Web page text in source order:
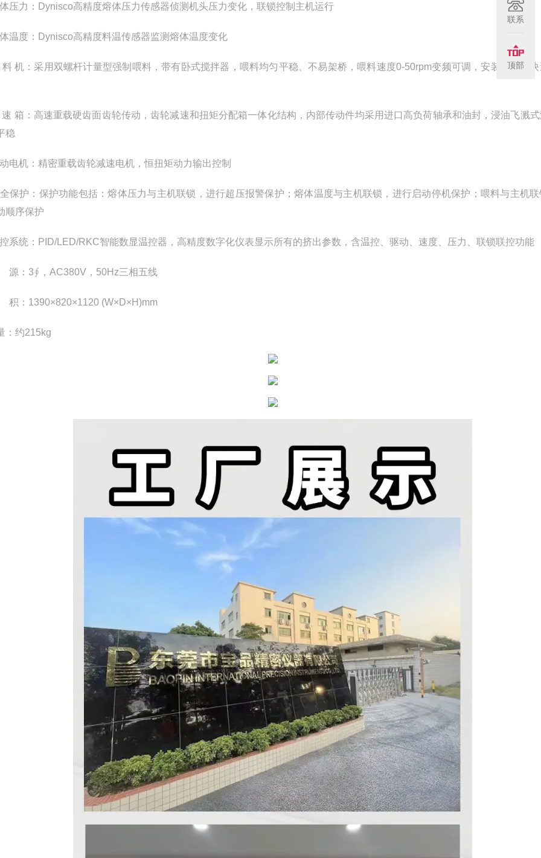
压力：Dynisco高精度熔体压力传感器侦测机头压力变化，联锁控制主机运行
温度：Dynisco高精度料温传感器监测熔体温度变化
料 机：采用双螺杆计量型强制喂料，带有卧式搅拌器，喂料均匀平稳、不易架桥，喂料速度0-50rpm变频可调，安装滑轨式
速 箱：高速重载硬齿面齿轮传动，齿轮减速和扭矩分配箱一体化结构，内部传动件均采用进口高负荷轴承和油封，浸油飞溅
稳
电机：精密重载齿轮减速电机，恒扭矩动力输出控制
保护：保护功能包括：熔体压力与主机联锁，进行超压报警保护；熔体温度与主机联锁，进行启动停机保护；喂料与主机
顺序保护
系统：PID/LED/RKC智能数显温控器，高精度数字化仪表显示所有的挤出参数，含温控、驱动、速度、压力、联锁联控功能
源：3∮，AC380V，50Hz三相五线
积：1390×820×1120 (W×D×H)mm
约215kg
联系
顶部